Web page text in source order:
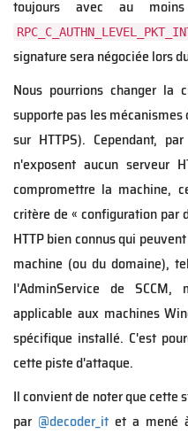
toujours avec au
signature sera négociée lors
Nous pourrions changer la
supporte pas les
sur HTTPS). Cependant,
n'exposent aucun serveur
compromettre la machine,
critère de « configuration par
HTTP bien connus qui
machine (ou du domaine),
l'AdminService de
applicable aux machines
spécifique installé. C'est
cette piste d'attaque.
Il convient de noter que cette
par @decoder_itet a mené